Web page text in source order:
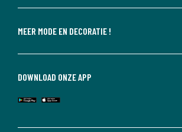
MEER MODE EN DECORATIE !
DOWNLOAD ONZE APP